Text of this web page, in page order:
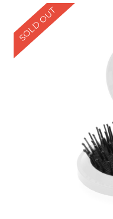
SOLD OUT